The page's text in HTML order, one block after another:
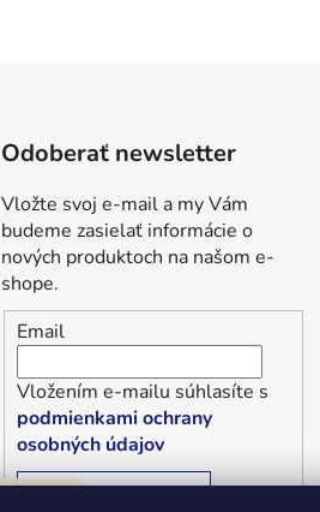
Odoberať newsletter
Vložte svoj e-mail a my Vám
budeme zasielať informácie o
nových produktoch na našom e-
shope.
Email
Vložením e-mailu súhlasíte s
podmienkami ochrany
osobných údajov